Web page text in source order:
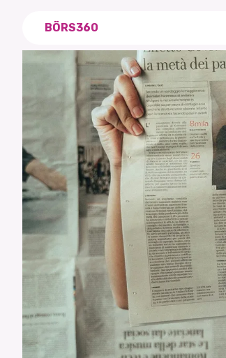
BÖRS360